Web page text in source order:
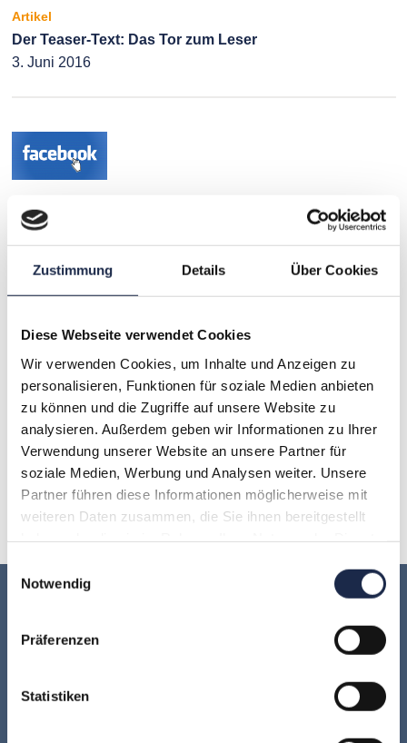
Zustimmung Details Über Cookies
Diese Webseite verwendet Cookies
Wir verwenden Cookies, um Inhalte und Anzeigen zu
personalisieren, Funktionen für soziale Medien anbieten
zu können und die Zugriffe auf unsere Website zu
analysieren. Außerdem geben wir Informationen zu Ihrer
Verwendung unserer Website an unsere Partner für
soziale Medien, Werbung und Analysen weiter. Unsere
Partner führen diese Informationen möglicherweise mit
weiteren Daten zusammen, die Sie ihnen bereitgestellt
Einwilligungsauswahl
Notwendig
Präferenzen
Statistiken
Artikel
Der Teaser-Text: Das Tor zum Leser
3. Juni 2016
Artikel
Facebook Advertising – Nutzen, Relevanz und
19. Mai 2016
Artikel
Masterclass ‚Facebook Advertising‘: Erfolgreiche
Kampagnen auf Facebook
11. Dezember 2015
MVFP Akademie